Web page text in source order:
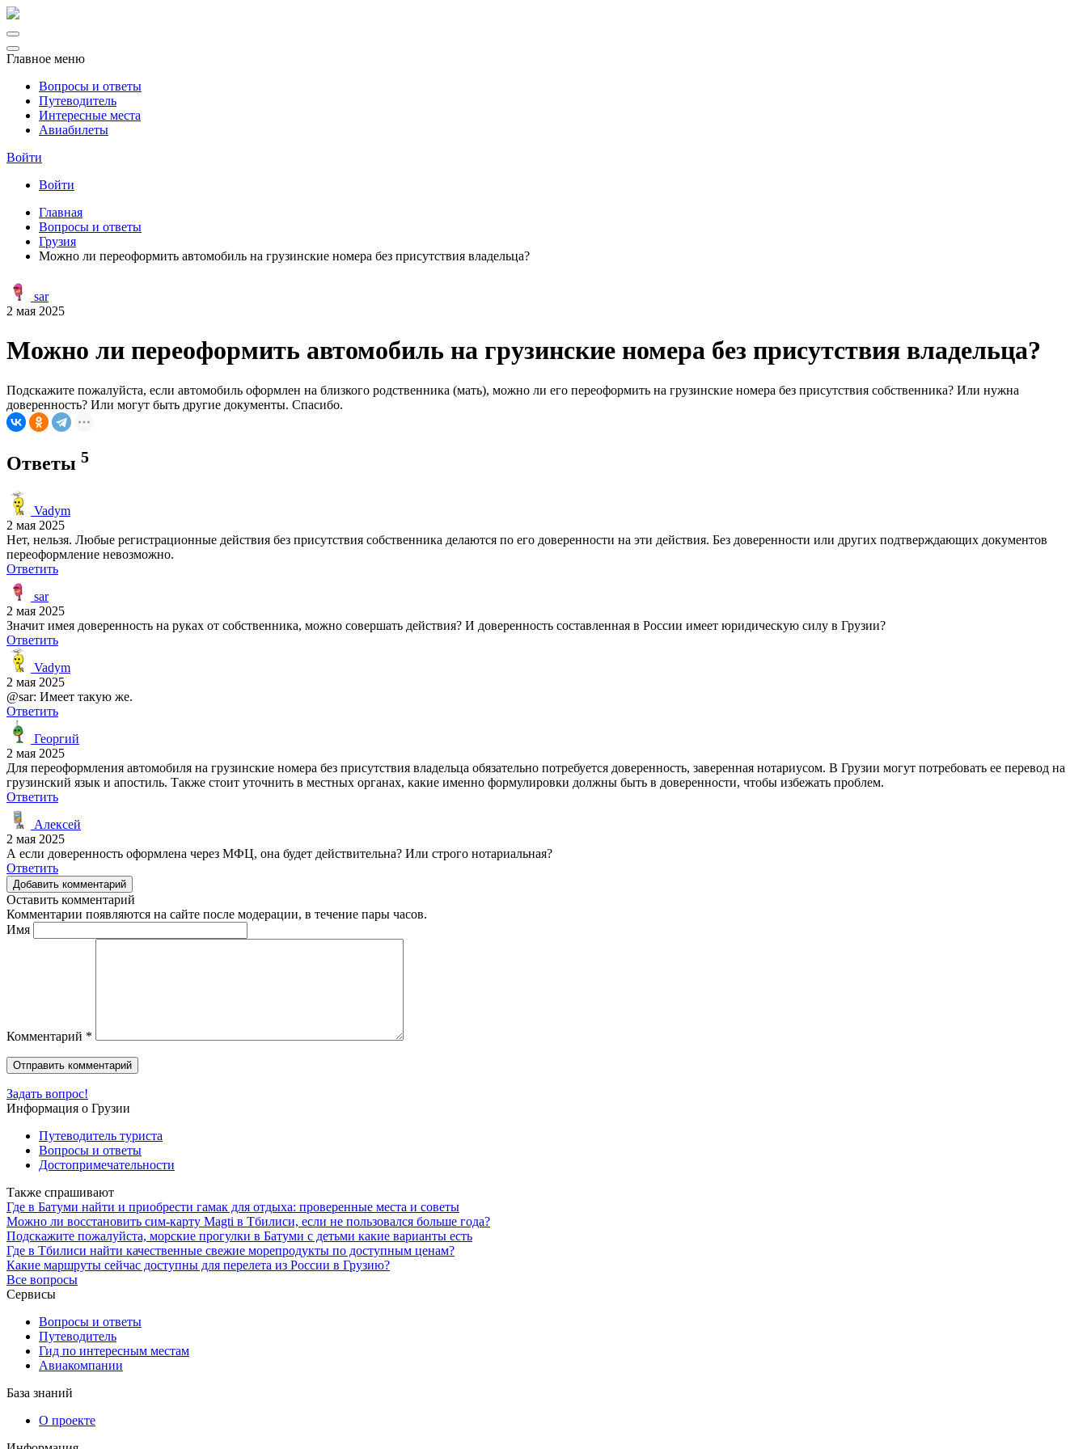
Главное меню
Вопросы и ответы
Путеводитель
Интересные места
Авиабилеты
Войти
Войти
Главная
Вопросы и ответы
Грузия
Можно ли переоформить автомобиль на грузинские номера без присутствия владельца?
sar
2 мая 2025
Можно ли переоформить автомобиль на грузинские номера без присутствия владельца?
Подскажите пожалуйста, если автомобиль оформлен на близкого родственника (мать), можно ли его переоформить на грузинские номера без присутствия собственника? Или нужна
доверенность? Или могут быть другие документы. Спасибо.
Ответы 5
Vadym
2 мая 2025
Нет, нельзя. Любые регистрационные действия без присутствия собственника делаются по его доверенности на эти действия. Без доверенности или других подтверждающих документов
переоформление невозможно.
Ответить
sar
2 мая 2025
Значит имея доверенность на руках от собственника, можно совершать действия? И доверенность составленная в России имеет юридическую силу в Грузии?
Ответить
Vadym
2 мая 2025
@sar: Имеет такую же.
Ответить
Георгий
2 мая 2025
Для переоформления автомобиля на грузинские номера без присутствия владельца обязательно потребуется доверенность, заверенная нотариусом. В Грузии могут потребовать ее перевод на
грузинский язык и апостиль. Также стоит уточнить в местных органах, какие именно формулировки должны быть в доверенности, чтобы избежать проблем.
Ответить
Алексей
2 мая 2025
А если доверенность оформлена через МФЦ, она будет действительна? Или строго нотариальная?
Ответить
Добавить комментарий
Оставить комментарий
Комментарии появляются на сайте после модерации, в течение пары часов.
Имя
Комментарий *
Задать вопрос!
Информация о Грузии
Путеводитель туриста
Вопросы и ответы
Достопримечательности
Также спрашивают
Где в Батуми найти и приобрести гамак для отдыха: проверенные места и советы
Можно ли восстановить сим-карту Magti в Тбилиси, если не пользовался больше года?
Подскажите пожалуйста, морские прогулки в Батуми с детьми какие варианты есть
Где в Тбилиси найти качественные свежие морепродукты по доступным ценам?
Какие маршруты сейчас доступны для перелета из России в Грузию?
Все вопросы
Сервисы
Вопросы и ответы
Путеводитель
Гид по интересным местам
Авиакомпании
База знаний
О проекте